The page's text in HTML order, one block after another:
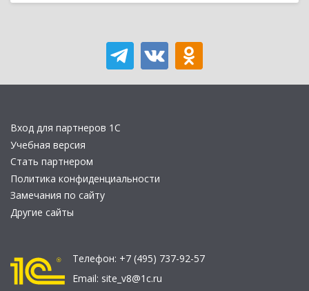
Вход для партнеров 1С
Учебная версия
Стать партнером
Политика конфиденциальности
Замечания по сайту
Другие сайты
Телефон: +7 (495) 737-92-57
Email: site_v8@1c.ru